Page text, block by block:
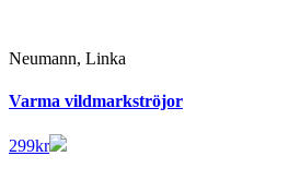
Neumann, Linka
Varma vildmarkströjor
299kr